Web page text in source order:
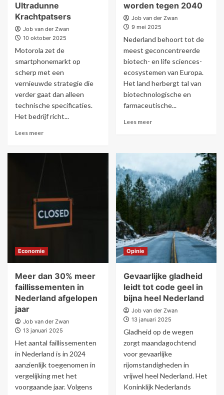
Ultradunne
Krachtpatsers
Job van der Zwan
10 oktober 2025
Motorola zet de
smartphonemarkt op
scherp met een
vernieuwde strategie die
verder gaat dan alleen
technische specificaties.
Het bedrijf richt...
Lees meer
worden tegen 2040
Job van der Zwan
9 mei 2025
Nederland behoort tot de
meest geconcentreerde
biotech- en life sciences-
ecosystemen van Europa.
Het land herbergt tal van
biotechnologische en
farmaceutische...
Lees meer
Economie
Meer dan 30% meer
faillissementen in
Nederland afgelopen
jaar
Job van der Zwan
13 januari 2025
Het aantal faillissementen
in Nederland is in 2024
aanzienlijk toegenomen in
vergelijking met het
voorgaande jaar. Volgens
Opinie
Gevaarlijke gladheid
leidt tot code geel in
bijna heel Nederland
Job van der Zwan
13 januari 2025
Gladheid op de wegen
zorgt maandagochtend
voor gevaarlijke
rijomstandigheden in
vrijwel heel Nederland. Het
Koninklijk Nederlands